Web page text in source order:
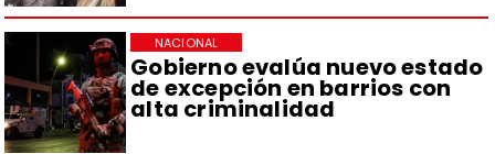
Gobierno evalúa nuevo estado
de excepción en barrios con
alta criminalidad
NACIONAL